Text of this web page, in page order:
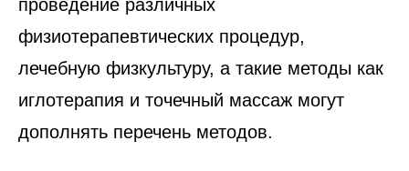
проведение различных
физиотерапевтических процедур,
лечебную физкультуру, а такие методы как
иглотерапия и точечный массаж могут
дополнять перечень методов.